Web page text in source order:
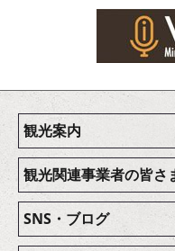
観光案内
観光関連事業者の皆さ
SNS・ブログ